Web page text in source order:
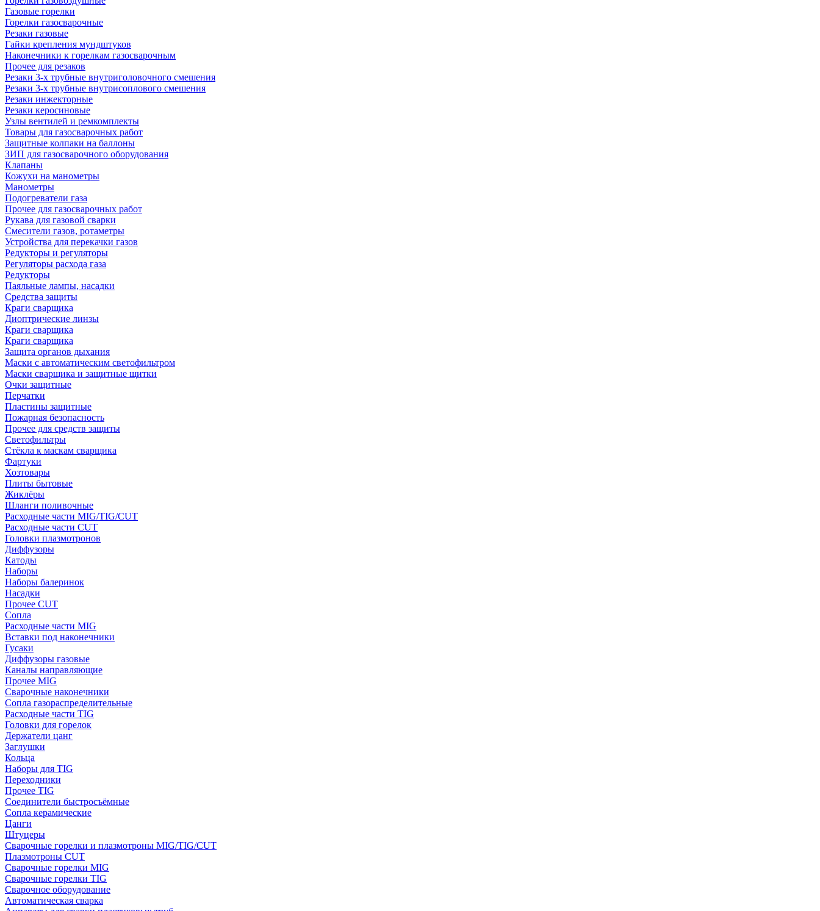
Газовые горелки
Горелки газосварочные
Резаки газовые
Гайки крепления мундштуков
Наконечники к горелкам газосварочным
Прочее для резаков
Резаки 3-х трубные внутриголовочного смешения
Резаки 3-х трубные внутрисоплового смешения
Резаки инжекторные
Резаки керосиновые
Узлы вентилей и ремкомплекты
Товары для газосварочных работ
Защитные колпаки на баллоны
ЗИП для газосварочного оборудования
Клапаны
Кожухи на манометры
Манометры
Подогреватели газа
Прочее для газосварочных работ
Рукава для газовой сварки
Смесители газов, ротаметры
Устройства для перекачки газов
Редукторы и регуляторы
Регуляторы расхода газа
Редукторы
Паяльные лампы, насадки
Средства защиты
Краги сварщика
Диоптрические линзы
Краги сварщика
Краги сварщика
Защита органов дыхания
Маски с автоматическим светофильтром
Маски сварщика и защитные щитки
Очки защитные
Перчатки
Пластины защитные
Пожарная безопасность
Прочее для средств защиты
Светофильтры
Стёкла к маскам сварщика
Фартуки
Хозтовары
Плиты бытовые
Жиклёры
Шланги поливочные
Расходные части MIG/TIG/CUT
Расходные части CUT
Головки плазмотронов
Диффузоры
Катоды
Наборы
Наборы балеринок
Насадки
Прочее CUT
Сопла
Расходные части MIG
Вставки под наконечники
Гусаки
Диффузоры газовые
Каналы направляющие
Прочее MIG
Сварочные наконечники
Сопла газораспределительные
Расходные части TIG
Головки для горелок
Держатели цанг
Заглушки
Кольца
Наборы для TIG
Переходники
Прочее TIG
Соединители быстросъёмные
Сопла керамические
Цанги
Штуцеры
Сварочные горелки и плазмотроны MIG/TIG/CUT
Плазмотроны CUT
Сварочные горелки MIG
Сварочные горелки TIG
Сварочное оборудование
Автоматическая сварка